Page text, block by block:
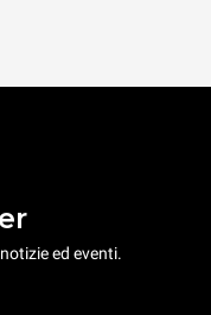
ed eventi.